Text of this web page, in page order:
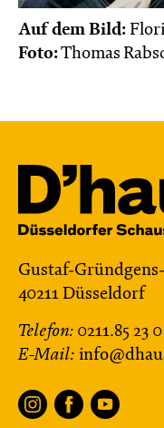
Auf dem Bild:
Foto:Thomas
Gustaf-
40211 Düsseldorf
Telefon: 0211.85 23 0
E-Mail: